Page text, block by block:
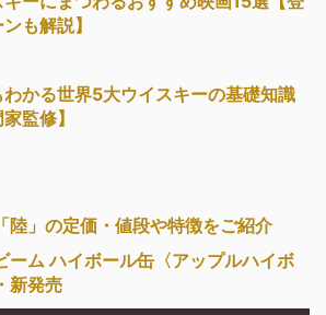
も解説】
かる世界5大ウイスキーの基礎知識
家監修】
陸」の定価・値段や特徴をご紹介
ーム ハイボール缶〈アップルハイボ
新発売